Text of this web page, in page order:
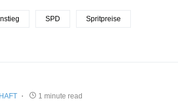
SPD Spritpreise
1 minute read